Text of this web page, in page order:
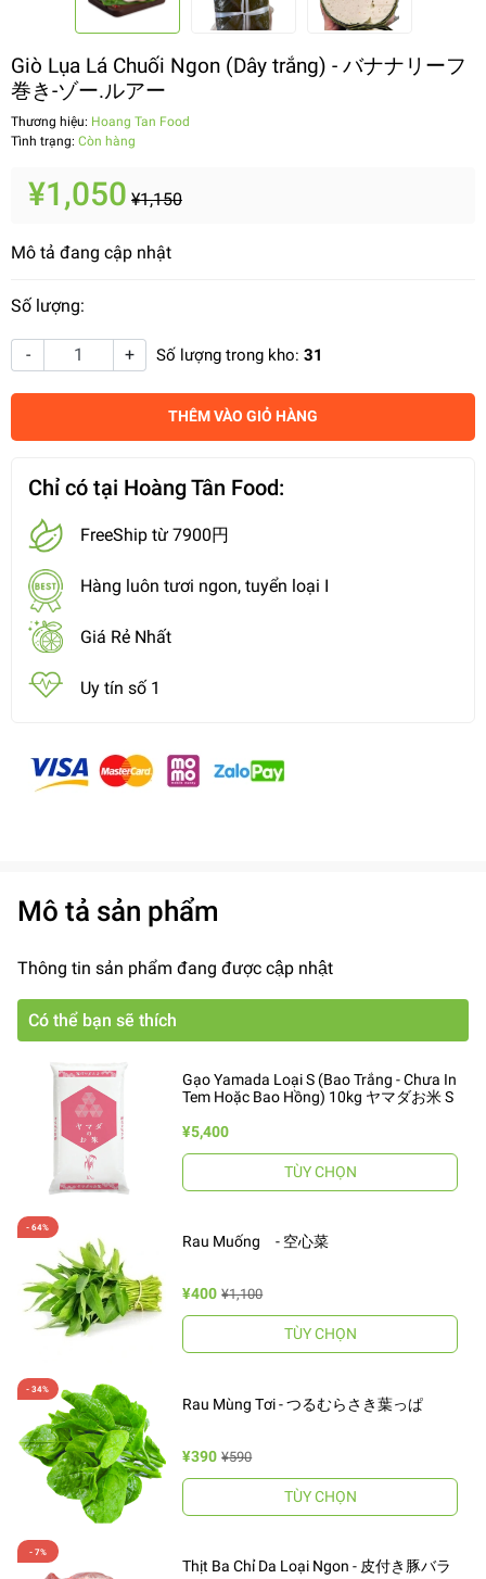
Giò Lụa Lá Chuối Ngon (Dây trắng) - バナナリーフ
巻き-ゾー.ルアー
Thương hiệu: Hoang Tan Food
Tình trạng: Còn hàng
¥1,050 ¥1,150
Mô tả đang cập nhật
Số lượng:
- + Số lượng trong kho: 31
THÊM VÀO GIỎ HÀNG
Chỉ có tại Hoàng Tân Food:
FreeShip từ 7900円
Hàng luôn tươi ngon, tuyển loại I
Giá Rẻ Nhất
Uy tín số 1
Mô tả sản phẩm
Thông tin sản phẩm đang được cập nhật
Có thể bạn sẽ thích
Gạo Yamada Loại S (Bao Trắng - Chưa In
Tem Hoặc Bao Hồng) 10kg ヤマダお米 S
¥5,400
TÙY CHỌN
Rau Muống - 空心菜
¥400 ¥1,100
TÙY CHỌN
Rau Mùng Tơi - つるむらさき葉っぱ
¥390 ¥590
TÙY CHỌN
Thịt Ba Chỉ Da Loại Ngon - 皮付き豚バラ